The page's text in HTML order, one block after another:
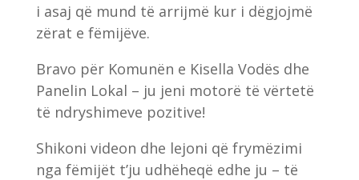
i asaj që mund të arrijmë kur i dëgjojmë
zërat e fëmijëve.
Bravo për Komunën e Kisella Vodës dhe
Panelin Lokal – ju jeni motorë të vërtetë
të ndryshimeve pozitive!
Shikoni videon dhe lejoni që frymëzimi
nga fëmijët t’ju udhëheqë edhe ju – të